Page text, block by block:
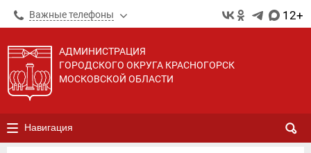
Важные телефоны 12+
АДМИНИСТРАЦИЯ
ГОРОДСКОГО ОКРУГА КРАСНОГОРСК
МОСКОВСКОЙ ОБЛАСТИ
Навигация